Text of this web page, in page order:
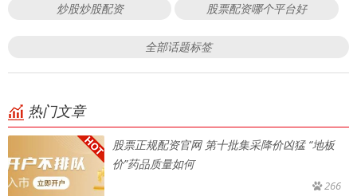
炒股炒股配资 股票配资哪个平台好
全部话题标签
热门文章
股票正规配资官网 第十批集采降价凶猛 “地板
价”药品质量如何
266